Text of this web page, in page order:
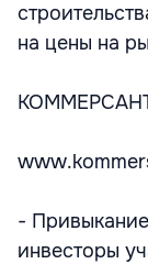
на цены на
-
инвесторы